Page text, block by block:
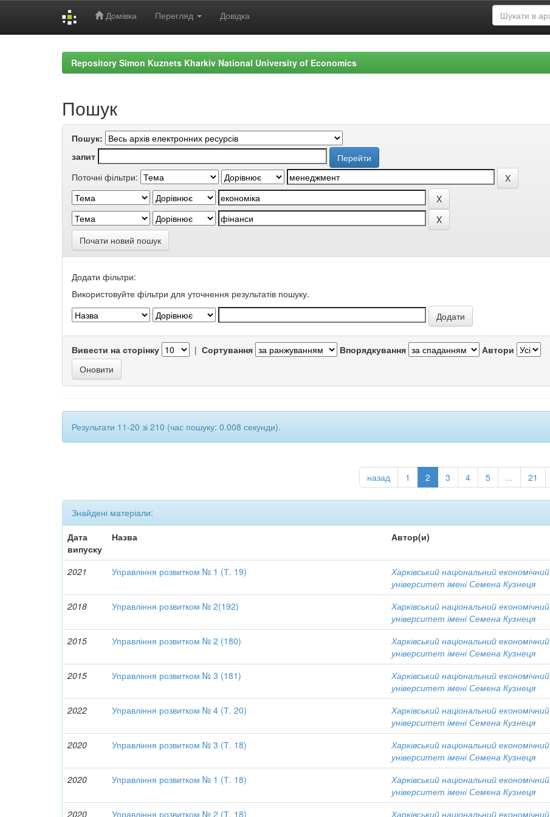
Домівка Перегляд Довідка
Repository Simon Kuznets Kharkiv National University of Economics
Пошук
Пошук:
запит
Поточні фільтри:
Почати новий пошук
Додати фільтри:
Використовуйте фільтри для уточнення результатів пошуку.
Вивести на сторінку | Сортування Впорядкування Автори
Результати 11-20 зі 210 (час пошуку: 0.008 секунди).
назад 1 2 3 4 5 ... 21
Знайдені матеріали:
Дата
випуску
Назва Автор(и)
2021 Управління розвитком № 1 (Т. 19)
Харківський національний економічний
університет імені Семена Кузнеця
2018
Управління розвитком № 2(192)
Харківський національний економічний
університет імені Семена Кузнеця
2015
Управління розвитком № 2 (180)
Харківський національний економічний
університет імені Семена Кузнеця
2015
Управління розвитком № 3 (181)
Харківський національний економічний
університет імені Семена Кузнеця
2022
Управління розвитком № 4 (Т. 20)
Харківський національний економічний
університет імені Семена Кузнеця
2020
Управління розвитком № 3 (Т. 18)
Харківський національний економічний
університет імені Семена Кузнеця
2020
Управління розвитком № 1 (Т. 18)
Харківський національний економічний
університет імені Семена Кузнеця
2020
Управління розвитком № 2 (Т. 18) Харківський національний економічний